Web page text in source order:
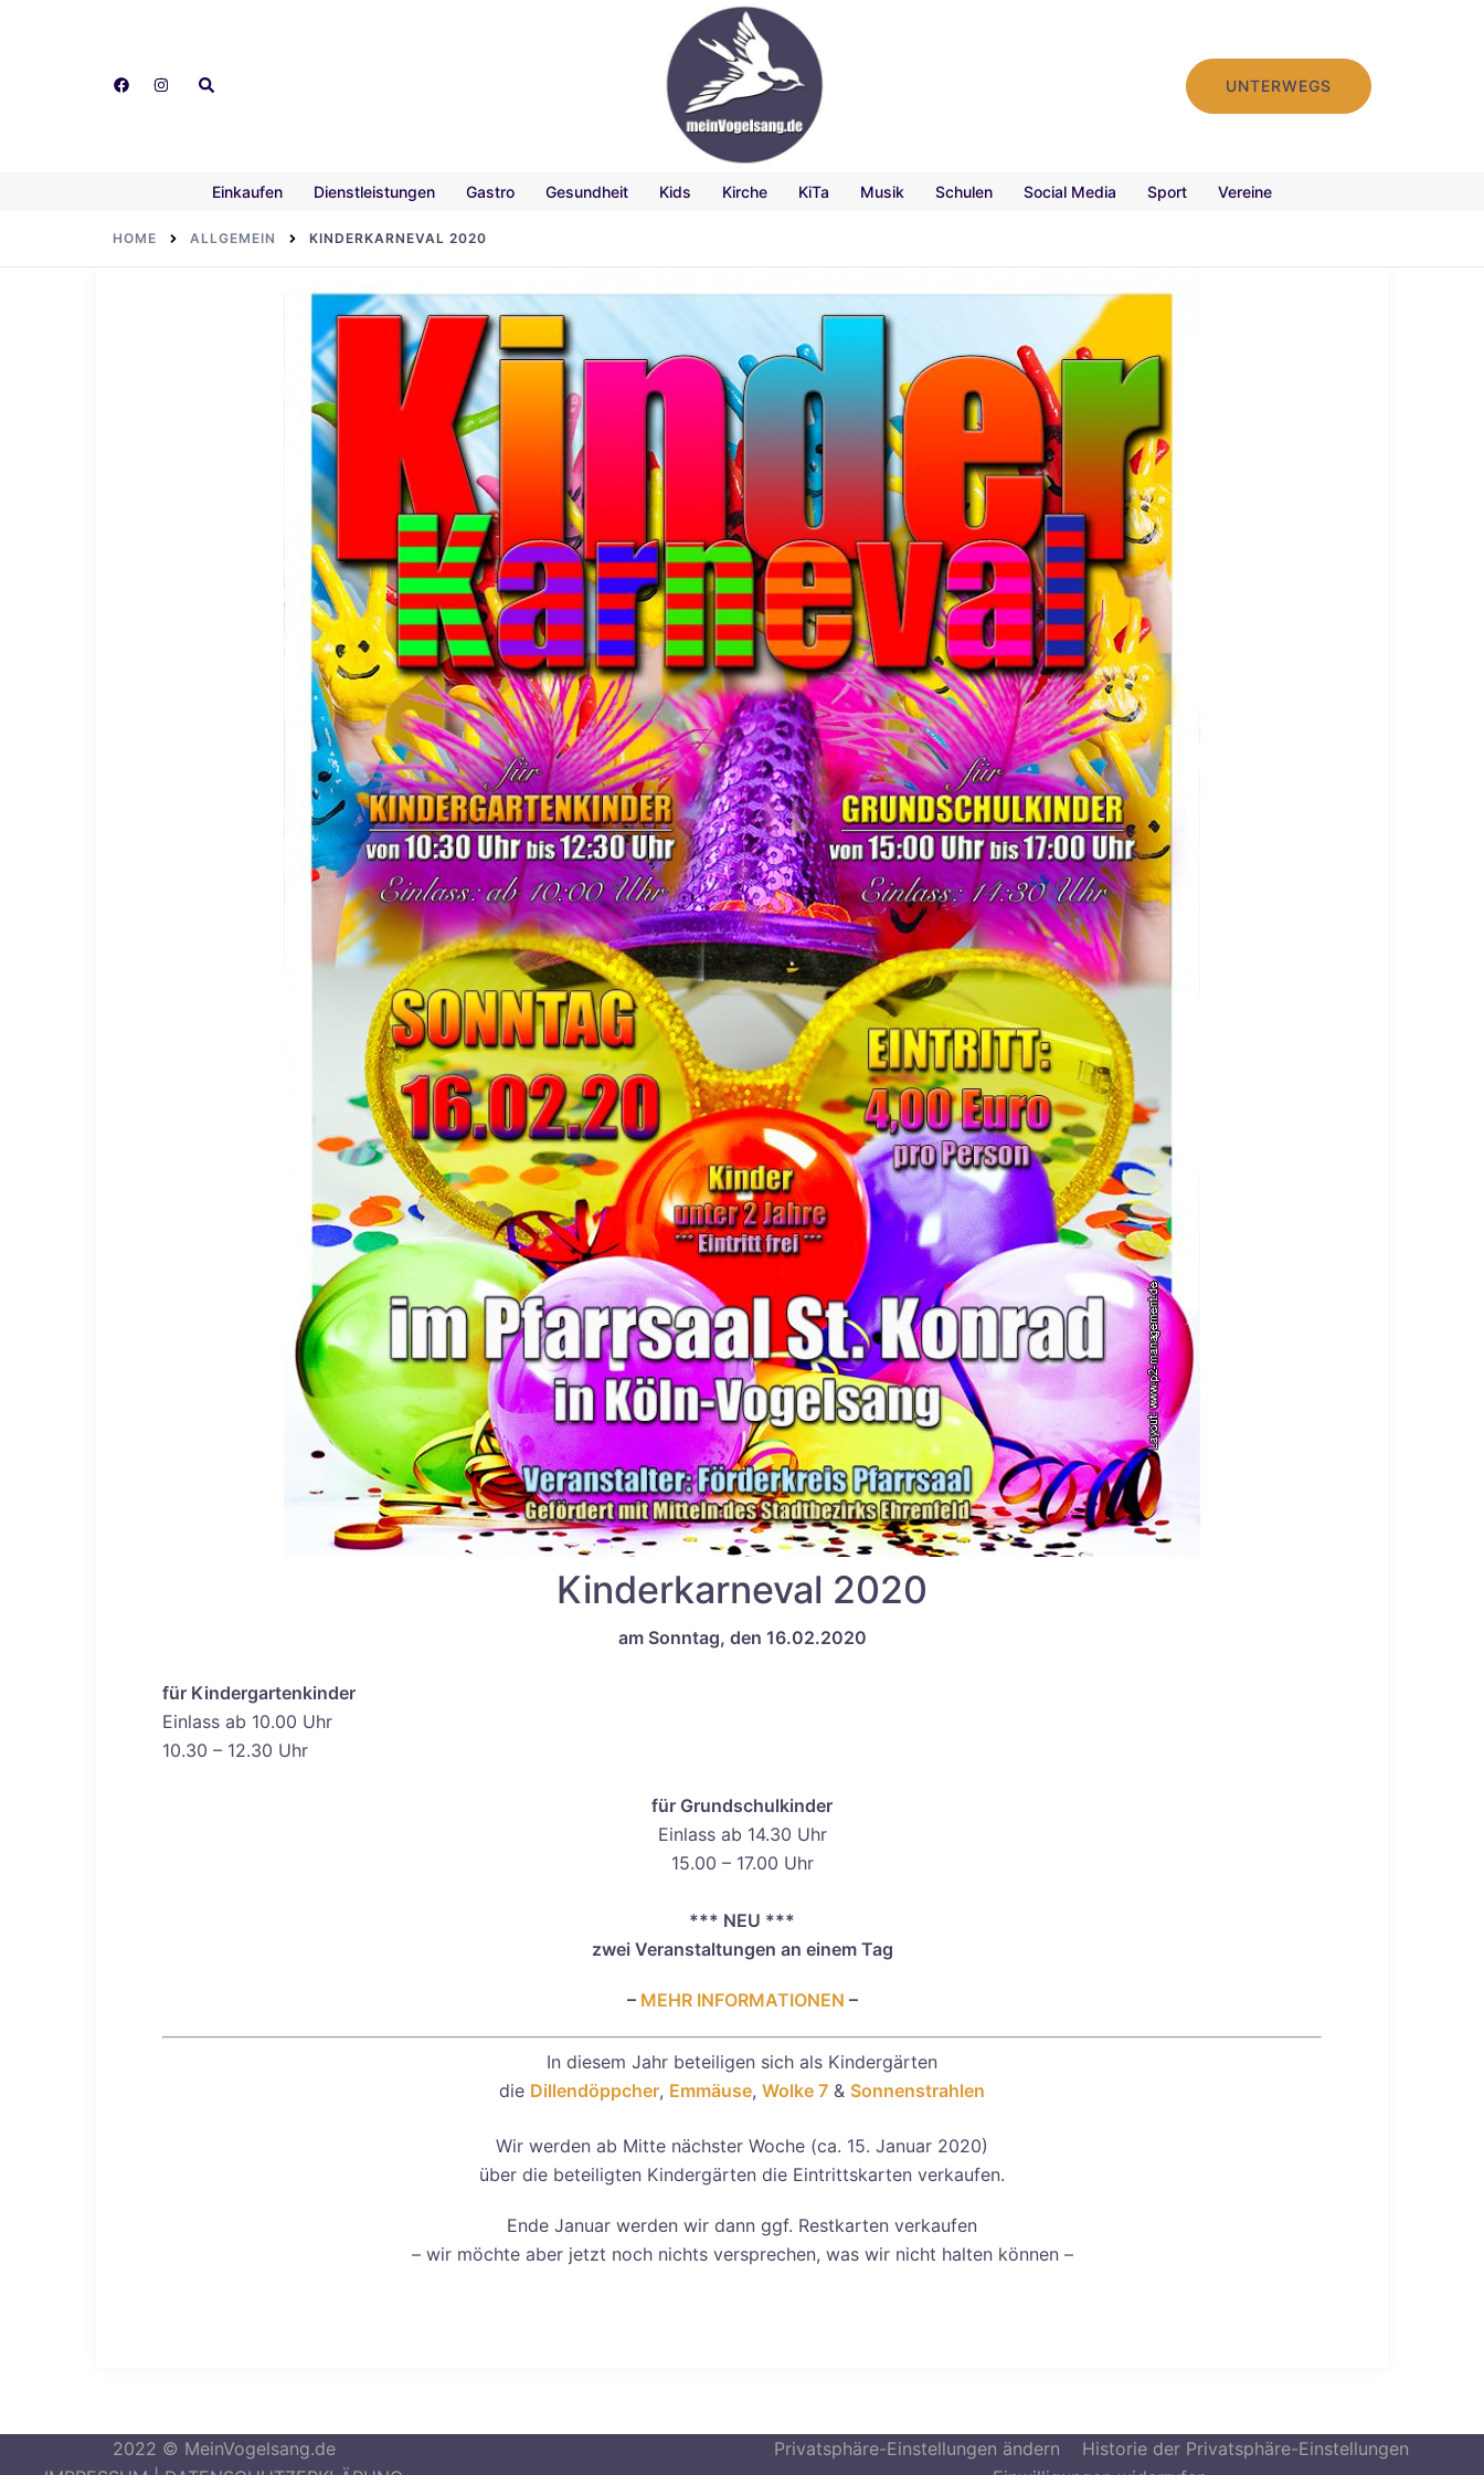
Search UNTERWEGS
Einkaufen Dienstleistungen Gastro Gesundheit Kids Kirche KiTa Musik Schulen Social Media Sport Vereine
HOME ALLGEMEIN KINDERKARNEVAL 2020
Kinderkarneval 2020
am Sonntag, den 16.02.2020
für Kindergartenkinder
Einlass ab 10.00 Uhr
10.30 – 12.30 Uhr
für Grundschulkinder
Einlass ab 14.30 Uhr
15.00 – 17.00 Uhr
*** NEU ***
zwei Veranstaltungen an einem Tag
– MEHR INFORMATIONEN –
In diesem Jahr beteiligen sich als Kindergärten
die Dillendöppcher, Emmäuse, Wolke 7 & Sonnenstrahlen
Wir werden ab Mitte nächster Woche (ca. 15. Januar 2020)
über die beteiligten Kindergärten die Eintrittskarten verkaufen.
Ende Januar werden wir dann ggf. Restkarten verkaufen
– wir möchte aber jetzt noch nichts versprechen, was wir nicht halten können –
2022 © MeinVogelsang.de
Privatsphäre-Einstellungen ändern
Historie der Privatsphäre-Einstellungen